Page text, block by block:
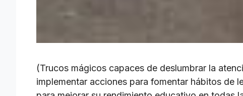
(Trucos mágicos capaces de deslumbrar la
implementar acciones para fomentar hábitos de